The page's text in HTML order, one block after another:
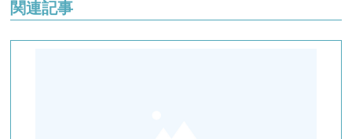
関連記事